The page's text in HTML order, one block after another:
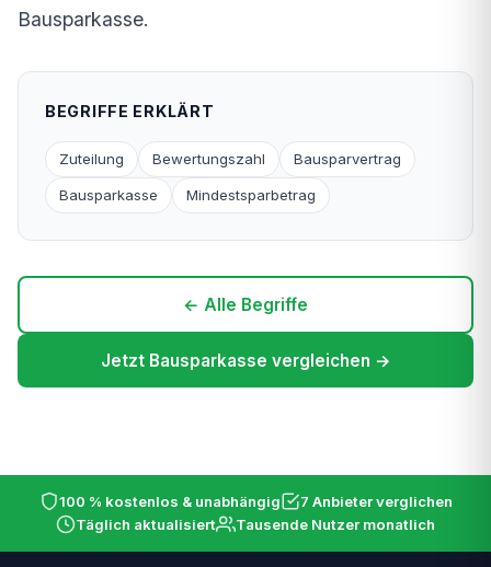
Bausparkasse.
BEGRIFFE ERKLÄRT
Zuteilung Bewertungszahl Bausparvertrag
Bausparkasse Mindestsparbetrag
← Alle Begriffe
Jetzt Bausparkasse vergleichen →
100 % kostenlos & unabhängig
7 Anbieter verglichen
Täglich aktualisiert
Tausende Nutzer monatlich